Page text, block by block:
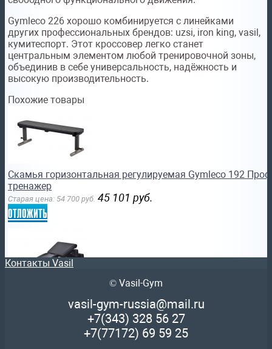
Gymleco 226 хорошо комбинируется с линейками
других профессиональных брендов: uzsi, iron king, vasil,
кумитеспорт. Этот кроссовер легко станет
центральным элементом любой тренировочной зоны,
объединив в себе универсальность, надёжность и
высокую производительность.
Похожие товары
Скамья горизонтальная регулируемая Gymleco 192
тренажер
Старая цена: 54 700 руб. 45 101 руб.
отложить
Скамья под отрицательным углом Gymleco 194
тренажер армс
руб. 60 354 руб.
Контакты Vasil
© Vasil-Gym
vasil-gym-russia@mail.ru
+7(343) 328 56 27
+7(77172) 69 59 25